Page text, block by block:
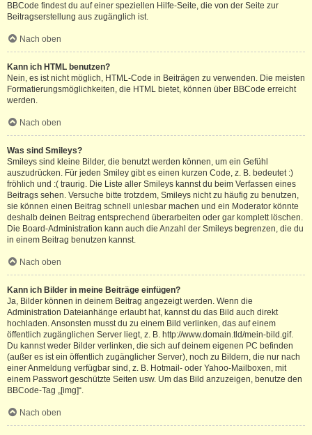
BBCode findest du auf einer speziellen Hilfe-Seite, die von der Seite zur
Beitragserstellung aus zugänglich ist.
Nach oben
Kann ich HTML benutzen?
Nein, es ist nicht möglich, HTML-Code in Beiträgen zu verwenden. Die meisten
Formatierungsmöglichkeiten, die HTML bietet, können über BBCode erreicht
werden.
Nach oben
Was sind Smileys?
Smileys sind kleine Bilder, die benutzt werden können, um ein Gefühl
auszudrücken. Für jeden Smiley gibt es einen kurzen Code, z. B. bedeutet :)
fröhlich und :( traurig. Die Liste aller Smileys kannst du beim Verfassen eines
Beitrags sehen. Versuche bitte trotzdem, Smileys nicht zu häufig zu benutzen,
sie können einen Beitrag schnell unlesbar machen und ein Moderator könnte
deshalb deinen Beitrag entsprechend überarbeiten oder gar komplett löschen.
Die Board-Administration kann auch die Anzahl der Smileys begrenzen, die du
in einem Beitrag benutzen kannst.
Nach oben
Kann ich Bilder in meine Beiträge einfügen?
Ja, Bilder können in deinem Beitrag angezeigt werden. Wenn die
Administration Dateianhänge erlaubt hat, kannst du das Bild auch direkt
hochladen. Ansonsten musst du zu einem Bild verlinken, das auf einem
öffentlich zugänglichen Server liegt, z. B. http://www.domain.tld/mein-bild.gif.
Du kannst weder Bilder verlinken, die sich auf deinem eigenen PC befinden
(außer es ist ein öffentlich zugänglicher Server), noch zu Bildern, die nur nach
einer Anmeldung verfügbar sind, z. B. Hotmail- oder Yahoo-Mailboxen, mit
einem Passwort geschützte Seiten usw. Um das Bild anzuzeigen, benutze den
BBCode-Tag „[img]“.
Nach oben